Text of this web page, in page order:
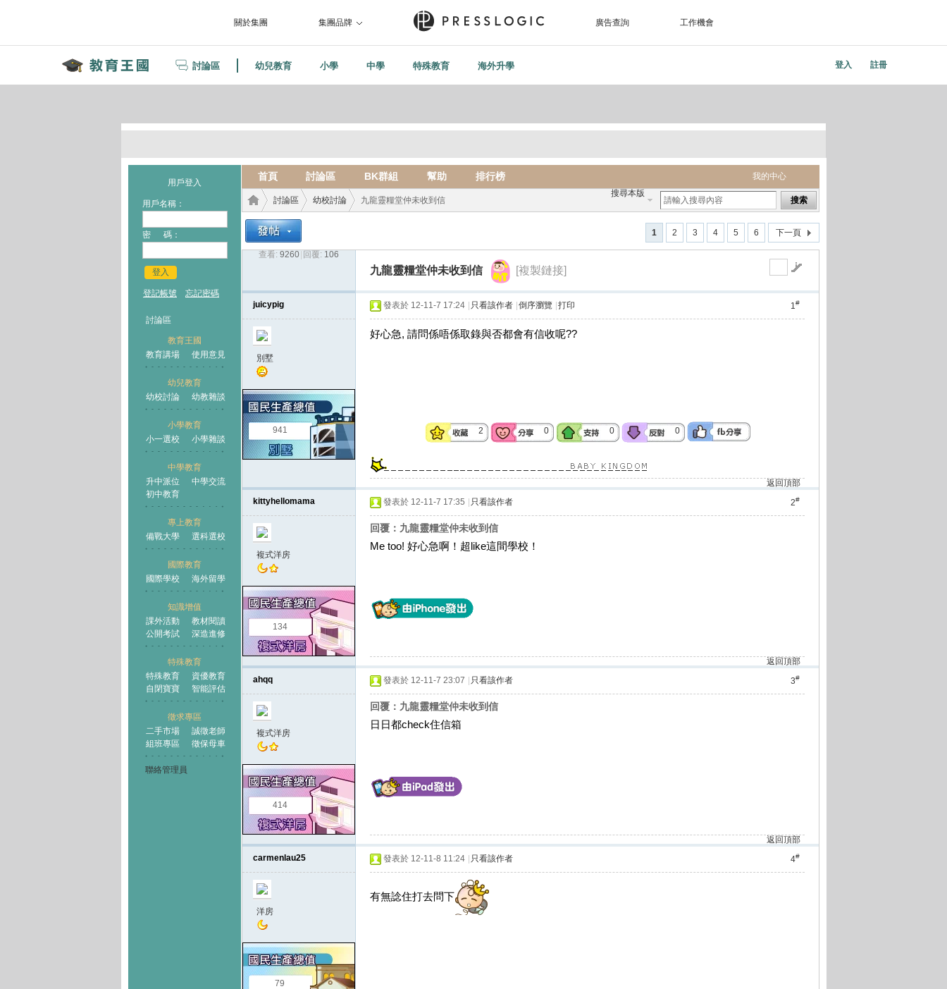
關於集團 集團品牌 廣告查詢 工作機會
討論區 幼兒教育 小學 中學 特殊教育 海外升學 登入 註冊
用戶登入
用戶名稱：
密 碼：
登入
登記帳號 忘記密碼
討論區
教育王國
教育講場
使用意見
幼兒教育
幼校討論
幼教雜談
小學教育
小一選校
小學雜談
中學教育
升中派位
中學交流
初中教育
專上教育
備戰大學
選科選校
國際教育
國際學校
海外留學
知識增值
課外活動
教材閱讀
公開考試
深造進修
特殊教育
特殊教育
資優教育
自閉寶寶
智能評估
徵求專區
二手市場
誠徵老師
組班專區
徵保母車
聯絡管理員
我的中心
首頁 討論區 BK群組 幫助 排行榜
搜尋本版
搜索
教育
王國
›
討論區
›
幼校討論 九龍靈糧堂仲未收到信
1 2 3 4 5 6 下一頁
查看: 9260 回覆: 106
九龍靈糧堂仲未收到信 [複製鏈接]
juicypig
別墅
941
1#
發表於 12-11-7 17:24 只看該作者 倒序瀏覽 打印
好心急, 請問係唔係取錄與否都會有信收呢??
2 0 0 0
返回頂部
kittyhellomama
複式洋房
134
2#
發表於 12-11-7 17:35 只看該作者
回覆：九龍靈糧堂仲未收到信
Me too! 好心急啊！超like這間學校！
返回頂部
ahqq
複式洋房
414
3#
發表於 12-11-7 23:07 只看該作者
回覆：九龍靈糧堂仲未收到信
日日都check住信箱
返回頂部
carmenlau25
洋房
79
4#
發表於 12-11-8 11:24 只看該作者
有無諗住打去問下